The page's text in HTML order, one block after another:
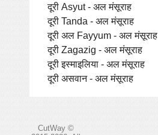
दूरी Asyut - अल मंसूराह
दूरी Tanda - अल मंसूराह
दूरी अल Fayyum - अल मंसूराह
दूरी Zagazig - अल मंसूराह
दूरी इस्माइलिया - अल मंसूराह
दूरी असवान - अल मंसूराह
CutWay ©